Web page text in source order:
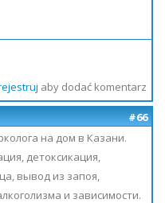
aby dodać komentarz
#66
на дом в Казани.
детоксикация,
вывод из запоя,
и зависимости.